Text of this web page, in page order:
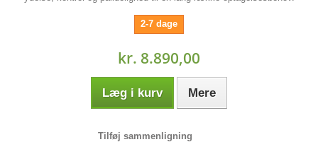
2-7 dage
kr. 8.890,00
Læg i kurv Mere
Tilføj sammenligning